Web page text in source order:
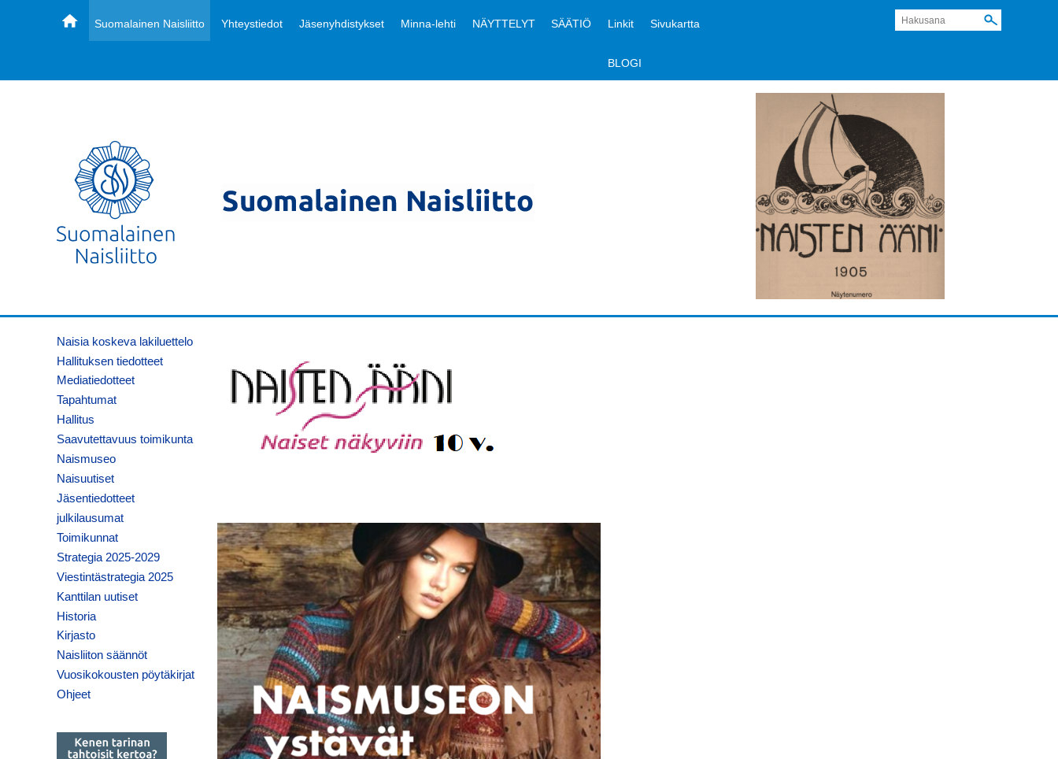
Suomalainen Naisliitto Yhteystiedot Jäsenyhdistykset Minna-lehti NÄYTTELYT SÄÄTIÖ Linkit Sivukartta
BLOGI
Naisia koskeva lakiluettelo
Hallituksen tiedotteet
Mediatiedotteet
Tapahtumat
Hallitus
Saavutettavuus toimikunta
Naismuseo
Naisuutiset
Jäsentiedotteet
julkilausumat
Toimikunnat
Strategia 2025-2029
Viestintästrategia 2025
Kanttilan uutiset
Historia
Kirjasto
Naisliiton säännöt
Vuosikokousten pöytäkirjat
Ohjeet